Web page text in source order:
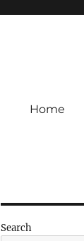
Home
Search